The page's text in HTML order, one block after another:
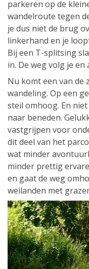
parkeren op de
wandelroute tegen
je dus niet de brug
linkerhand en je
Bij een T-splitsing
in. De weg volg je
Nu komt een van de
wandeling. Op een
steil omhoog. En
naar beneden.
vastgrijpen voor
dit deel van het
wat minder
minder prettig
en gaat de weg
weilanden met